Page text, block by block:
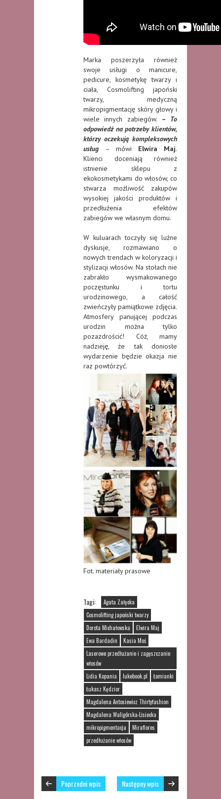
Marka poszerzyła również
swoje usługi o manicure,
pedicure, kosmetykę twarzy i
ciała, Cosmolifting japoński
twarzy, medyczną
mikropigmentację skóry głowy i
wiele innych zabiegów.
– To
odpowiedź na potrzeby klientów,
którzy oczekują kompleksowych
usług
– mówi Elwira Maj.
Klienci doceniają również
istnienie sklepu z
ekokosmetykami do włosów, co
stwarza możliwość zakupów
wysokiej jakości produktów i
przedłużenia efektów
zabiegów we własnym domu.
W kuluarach toczyły się luźne
dyskusje, rozmawiano o
nowych trendach w koloryzacji i
stylizacji włosów. Na stołach nie
zabrakło wysmakowanego
poczęstunku i tortu
urodzinowego, a całość
zwieńczyły pamiątkowe zdjęcia.
Atmosfery panującej podczas
urodzin można tylko
pozazdrościć! Cóż, mamy
nadzieję, że tak doniosłe
wydarzenie będzie okazja nie
raz powtórzyć.
Fot. materiały prasowe
Tagi:
Agata Załęcka
Cosmolifting japoński twarzy
Dorota Michałowska
Elwira Maj
Ewa Bardadin
Kasia Moś
Laserowe przedłużanie i zagęszczanie
włosów
Lidia Kopania
lukebook.pl
Łomianki
Łukasz Kędzior
Magdalena Antosiewicz Thirtyfashion
Magdalena Waligórska-Lisiecka
mikropigmentacja
Miraflores
przedłużanie włosów
Poprzedni wpis Następny wpis